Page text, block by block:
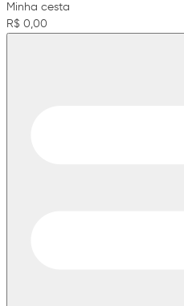
Minha cesta
R$ 0,00